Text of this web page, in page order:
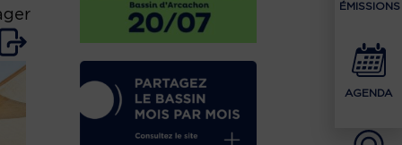
ÉMISSIONS
AGENDA